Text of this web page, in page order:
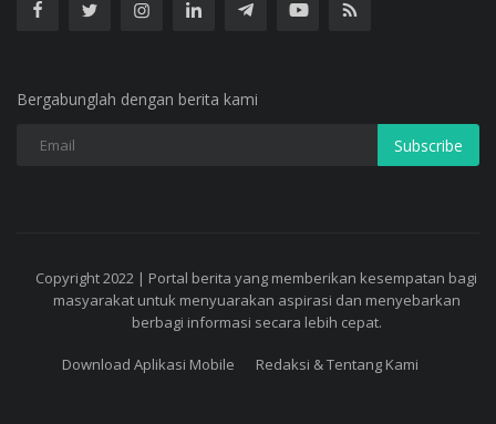
Bergabunglah dengan berita kami
Subscribe
Copyright 2022 | Portal berita yang memberikan kesempatan bagi
masyarakat untuk menyuarakan aspirasi dan menyebarkan
berbagi informasi secara lebih cepat.
Download Aplikasi Mobile Redaksi & Tentang Kami